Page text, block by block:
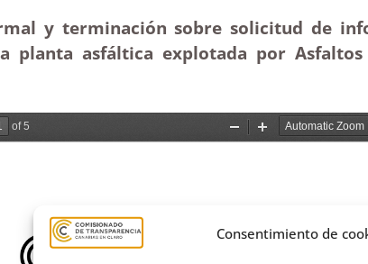
Consentimiento de
y terminación sobre solicitud de
planta asfáltica explotada por